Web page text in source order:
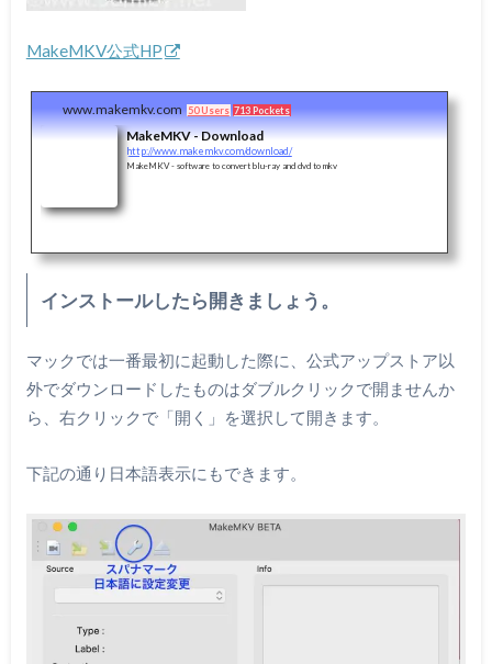
MakeMKV公式HP
www.makemkv.com 50 Users 713 Pockets
MakeMKV - Download
http://www.makemkv.com/download/
MakeMKV - software to convert blu-ray and dvd to mkv
インストールしたら開きましょう。
マックでは一番最初に起動した際に、公式アップストア以
外でダウンロードしたものはダブルクリックで開ませんか
ら、右クリックで「開く」を選択して開きます。
下記の通り日本語表示にもできます。